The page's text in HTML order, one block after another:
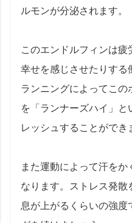
ルモンが分泌されます。
このエンドルフィンは疲
幸せを感じさせたりする
ランニングによってこ
を「ランナーズハイ」と
レッシュすることができ
また運動によって汗を
なります。ストレス発散
息が上がるくらいの強度